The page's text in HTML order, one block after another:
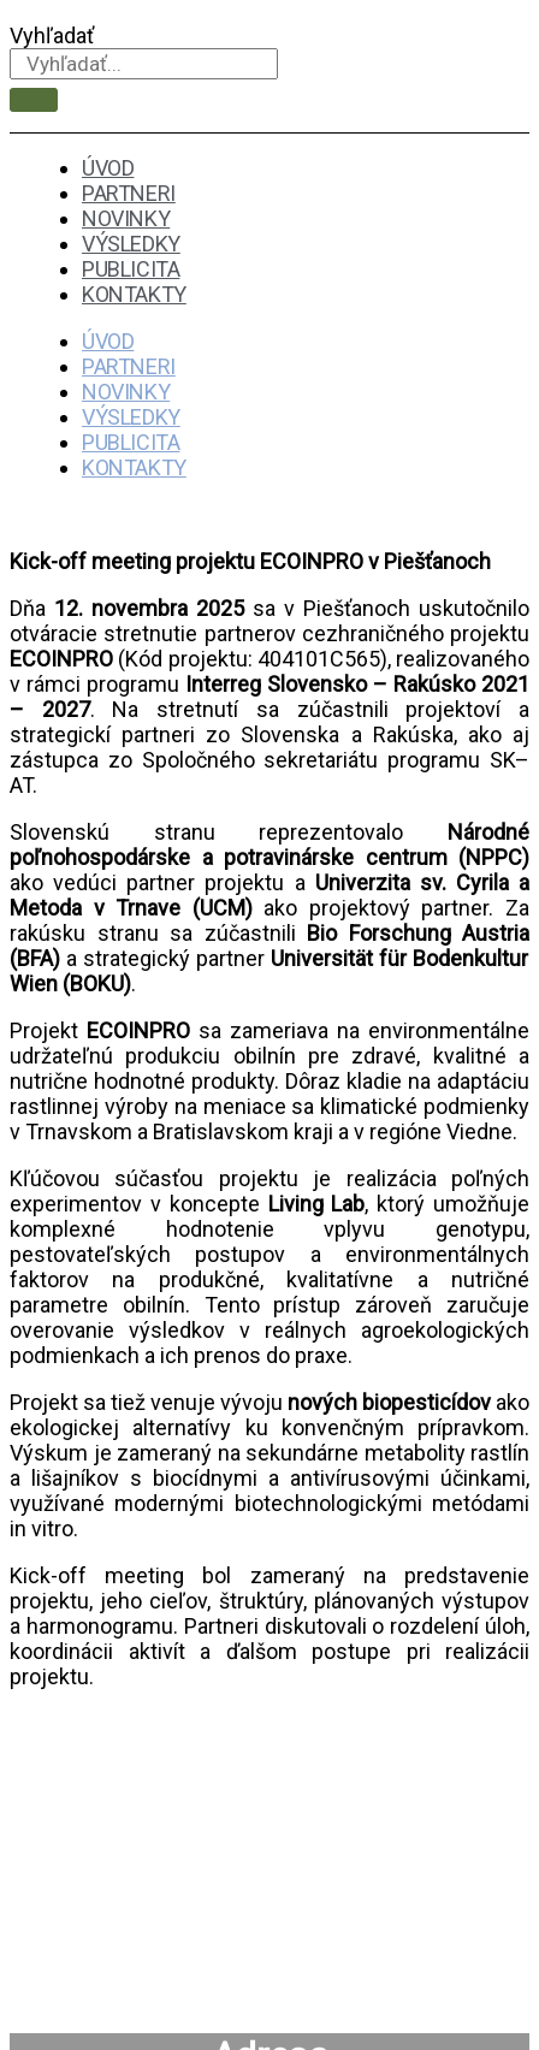
Vyhľadať
ÚVOD
PARTNERI
NOVINKY
VÝSLEDKY
PUBLICITA
KONTAKTY
ÚVOD
PARTNERI
NOVINKY
VÝSLEDKY
PUBLICITA
KONTAKTY
Kick-off meeting projektu ECOINPRO v Piešťanoch
Dňa 12. novembra 2025sa v Piešťanoch uskutočnilo
otváracie stretnutie partnerov cezhraničného projektu
ECOINPRO (Kód projektu: 404101C565), realizovaného
v rámci programu Interreg Slovensko – Rakúsko 2021
– 2027. Na stretnutí sa zúčastnili projektoví a
strategickí partneri zo Slovenska a Rakúska, ako aj
zástupca zo Spoločného sekretariátu programu SK–
AT.
Slovenskú stranu reprezentovalo Národné
poľnohospodárske a potravinárske centrum (NPPC)
ako vedúci partner projektu a Univerzita sv. Cyrila a
Metoda v Trnave (UCM)ako projektový partner. Za
rakúsku stranu sa zúčastnili Bio Forschung Austria
(BFA) a strategický partner Universität für Bodenkultur
Wien (BOKU).
Projekt ECOINPRO sa zameriava na environmentálne
udržateľnú produkciu obilnín pre zdravé, kvalitné a
nutrične hodnotné produkty. Dôraz kladie na adaptáciu
rastlinnej výroby na meniace sa klimatické podmienky
v Trnavskom a Bratislavskom kraji a v regióne Viedne.
Kľúčovou súčasťou projektu je realizácia poľných
experimentov v koncepte Living Lab, ktorý umožňuje
komplexné hodnotenie vplyvu genotypu,
pestovateľských postupov a environmentálnych
faktorov na produkčné, kvalitatívne a nutričné
parametre obilnín. Tento prístup zároveň zaručuje
overovanie výsledkov v reálnych agroekologických
podmienkach a ich prenos do praxe.
Projekt sa tiež venuje vývoju nových biopesticídovako
ekologickej alternatívy ku konvenčným prípravkom.
Výskum je zameraný na sekundárne metabolity rastlín
a lišajníkov s biocídnymi a antivírusovými účinkami,
využívané modernými biotechnologickými metódami
in vitro.
Kick-off meeting bol zameraný na predstavenie
projektu, jeho cieľov, štruktúry, plánovaných výstupov
a harmonogramu. Partneri diskutovali o rozdelení úloh,
koordinácii aktivít a ďalšom postupe pri realizácii
projektu.